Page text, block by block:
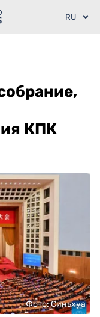
КПК
Фото: Синьхуа